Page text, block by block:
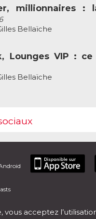
millionnaires
Bellaïche
Lounges VIP :
Bellaïche
vous acceptez